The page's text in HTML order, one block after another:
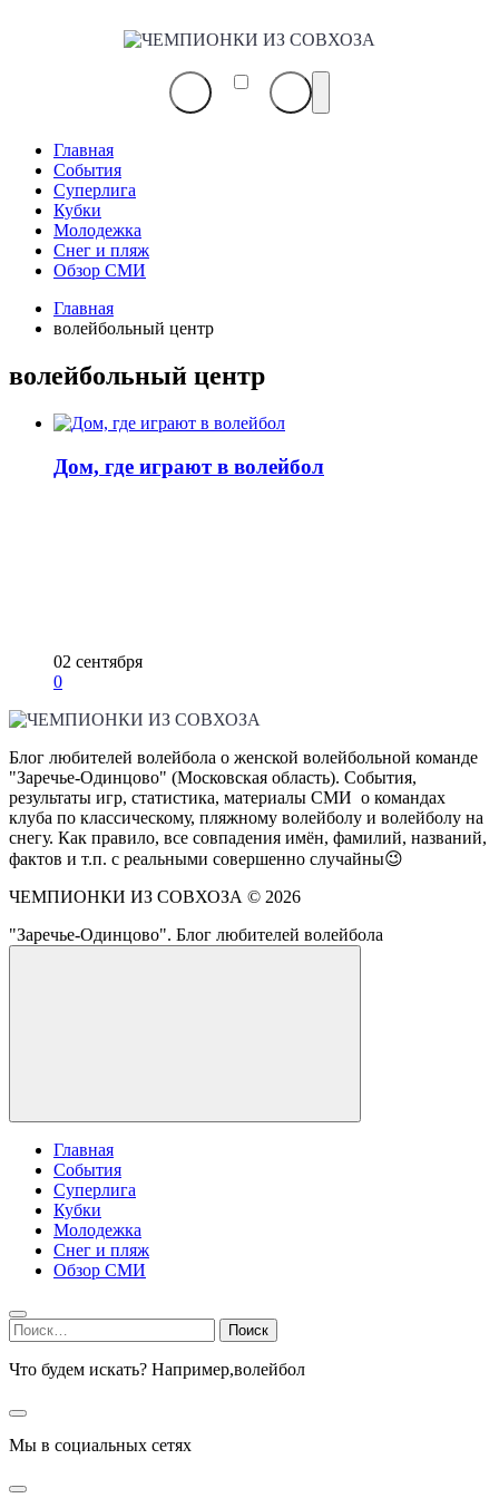
ЧЕМПИОНКИ
СОВХОЗА
Главная
События
Суперлига
Кубки
Молодежка
Снег и пляж
Обзор СМИ
Главная
волейбольный центр
волейбольный центр
Дом, где играют в волейбол
02 сентября
0
Блог любителей волейбола о женской волейбольной команде
"Заречье-Одинцово" (Московская область). События,
результаты игр, статистика, материалы СМИ о командах
клуба по классическому, пляжному волейболу и волейболу на
снегу. Как правило, все совпадения имён, фамилий, названий,
фактов и т.п. с реальными совершенно случайны😉
ЧЕМПИОНКИ ИЗ СОВХОЗА © 2026
"Заречье-Одинцово". Блог любителей волейбола
Главная
События
Суперлига
Кубки
Молодежка
Снег и пляж
Обзор СМИ
Найти:
Что будем искать? Например,волейбол
Мы в социальных сетях